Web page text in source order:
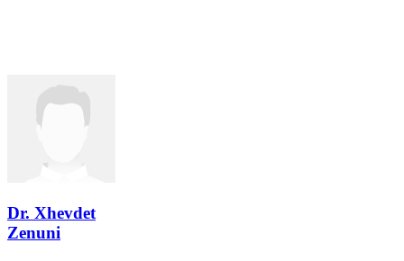
Dr. Xhevdet
Zenuni